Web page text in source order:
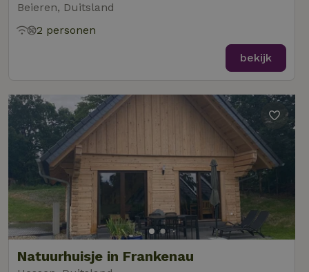
Beieren, Duitsland
2 personen
bekijk
Natuurhuisje in Frankenau